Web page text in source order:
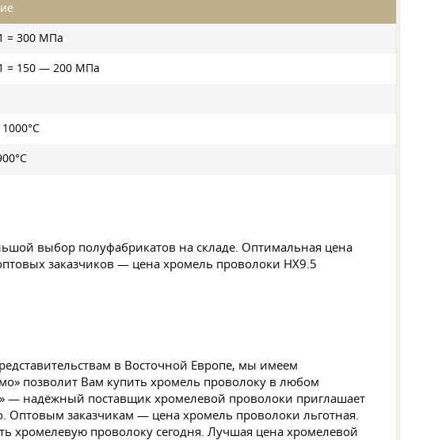
= 300 МПа
= 150 — 200 МПа
выбор полуфабрикатов на складе. Оптимальная цена
заказчиков — цена хромель проволоки НХ9.5
в Восточной Европе, мы имеем
позволит Вам купить хромель проволоку в любом
— надёжный поставщик хромелевой проволоки приглашает
Оптовым заказчикам — цена хромель проволоки льготная.
хромелевую проволоку сегодня. Лучшая цена хромелевой